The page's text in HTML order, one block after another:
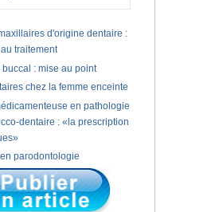
d'origine dentaire :
traitement
: mise au point
chez la femme enceinte
en pathologie
dentaire : «la prescription
parodontologie